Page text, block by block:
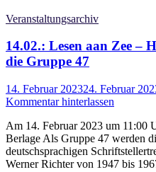
aan
–
Irmgard
Keun
die
Neue
Sachlichkeit
Veranstaltungsarchiv
14.02.: Lesen aan Zee –
die Gruppe 47
14. Februar 202324. Februar
Kommentar hinterlassen
Am 14. Februar 2023 um 11:00
Berlage Als Gruppe 47 werden
deutschsprachigen
Werner Richter von 1947 bis